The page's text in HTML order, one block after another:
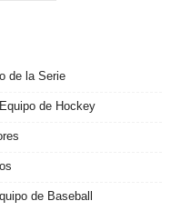
de la Serie
de Hockey
de Baseball